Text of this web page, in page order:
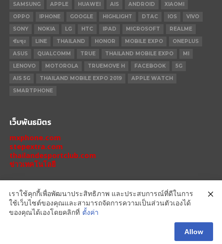
SAMSUNG APPLE HUAWEI AIS ANDROID
XIAOMI
OPPO
IPHONE GOOGLE HIGHLIGHT DTAC IOS
VIVO
SONY
NOKIA LG HTC IPAD MICROSOFT
REALME
ซัมซุง
LINE THAILAND HONOR MOBILE EXPO
ONEPLUS
ASUS
QUALCOMM TRUE THAILAND MOBILE EXPO
MI
LENOVO
MOTOROLA TRUEMOVE H FACEBOOK
5G
AIS 5G
THAILAND MOBILE EXPO 2019
APPLE WATCH
SMARTPHONE
เว็บพันธมิตร
mxphone.com
stepextra.com
thailandesportclub.com
ข่าวเทคโนโลยี
IPHONE 14 PRO IPHONE 14
REDMI
เราใช้คุกกี้เพื่อพัฒนาประสิทธิภาพ และประสบการณ์ที่ดีในการ
ใช้เว็บไซต์ของคุณและสามารถจัดการความเป็นส่วนตัวเองได้
ของคุณได้เองโดยคลิกที่ ตั้งค่า
Allow